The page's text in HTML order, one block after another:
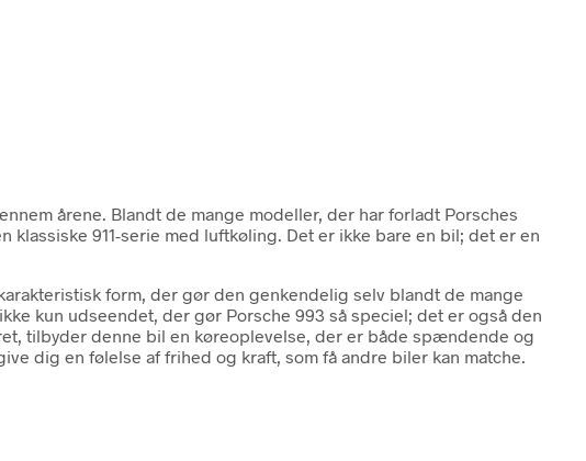
årene. Blandt de mange modeller, der har forladt Porsches
911-serie med luftkøling. Det er ikke bare en bil; det er en
form, der gør den genkendelig selv blandt de mange
kun udseendet, der gør Porsche 993 så speciel; det er også den
tilbyder denne bil en køreoplevelse, der er både spændende og
dig en følelse af frihed og kraft, som få andre biler kan matche.